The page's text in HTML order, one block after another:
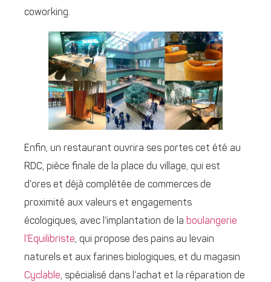
coworking.
Enfin, un restaurant ouvrira ses portes cet été au
RDC, pièce finale de la place du village, qui est
d’ores et déjà complétée de commerces de
proximité aux valeurs et engagements
écologiques, avec l’implantation de la boulangerie
l’Equilibriste, qui propose des pains au levain
naturels et aux farines biologiques, et du magasin
Cyclable, spécialisé dans l’achat et la réparation de